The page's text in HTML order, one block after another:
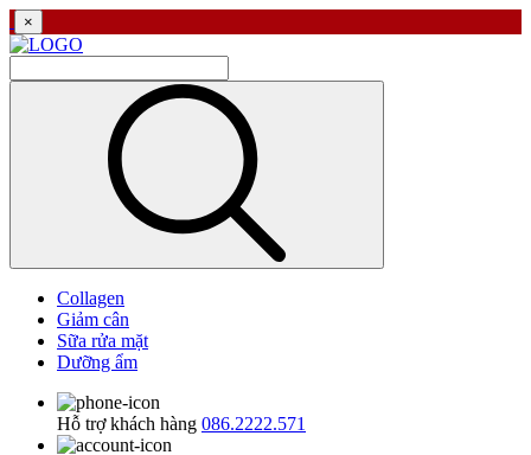
×
Collagen
Giảm cân
Sữa rửa mặt
Dưỡng ẩm
Hỗ trợ khách hàng 086.2222.571